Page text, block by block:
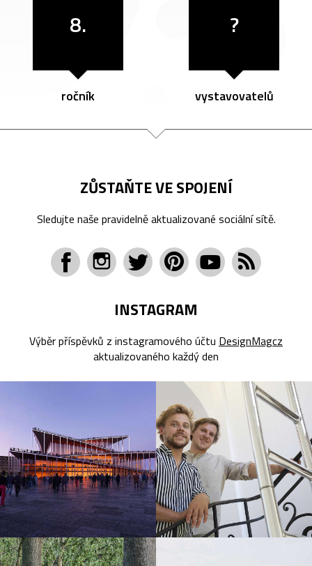
8.
ročník
?
vystavovatelů
ZŮSTAŇTE VE SPOJENÍ
Sledujte naše pravidelně aktualizované sociální sítě.
INSTAGRAM
Výběr příspěvků z instagramového účtu DesignMagcz
aktualizovaného každý den